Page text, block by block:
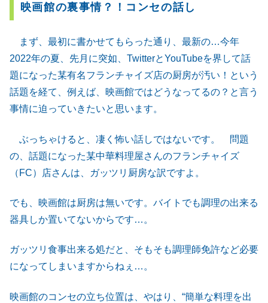
映画館の裏事情？！コンセの話し
まず、最初に書かせてもらった通り、最新の…今年
2022年の夏、先月に突如、TwitterとYouTubeを界して話
題になった某有名フランチャイズ店の厨房が汚い！という
話題を経て、例えば、映画館ではどうなってるの？と言う
事情に迫っていきたいと思います。
ぶっちゃけると、凄く怖い話しではないです。 問題
の、話題になった某中華料理屋さんのフランチャイズ
（FC）店さんは、ガッツリ厨房な訳ですよ。
でも、映画館は厨房は無いです。バイトでも調理の出来る
器具しか置いてないからです…。
ガッツリ食事出来る処だと、そもそも調理師免許など必要
になってしまいますからねぇ…。
映画館のコンセの立ち位置は、やはり、“簡単な料理を出